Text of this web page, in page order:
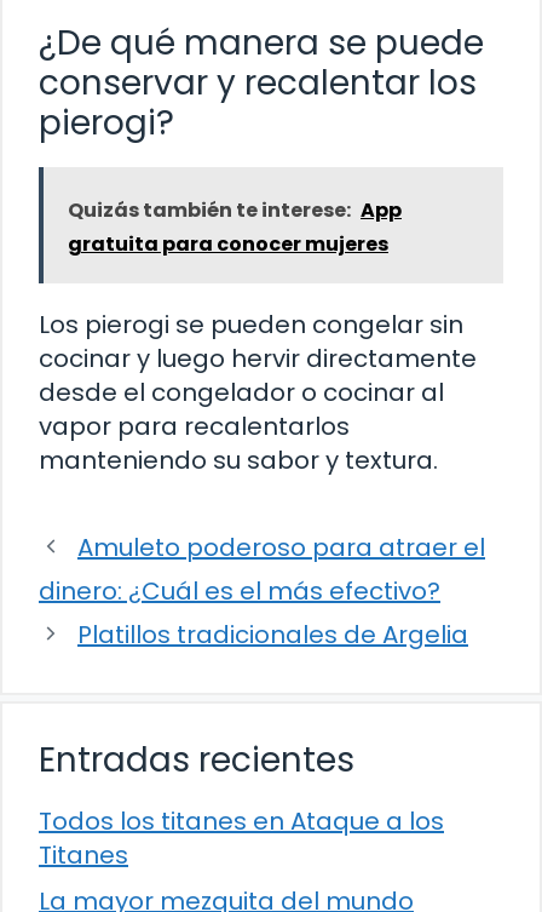
¿De qué manera se puede
conservar y recalentar los
pierogi?
Quizás también te interese: App
gratuita para conocer mujeres
Los pierogi se pueden congelar sin
cocinar y luego hervir directamente
desde el congelador o cocinar al
vapor para recalentarlos
manteniendo su sabor y textura.
Amuleto poderoso para atraer el
dinero: ¿Cuál es el más efectivo?
Platillos tradicionales de Argelia
Entradas recientes
Todos los titanes en Ataque a los
Titanes
La mayor mezquita del mundo